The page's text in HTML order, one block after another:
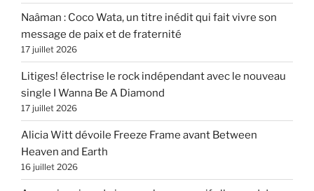
Naâman : Coco Wata, un titre inédit qui fait vivre son
message de paix et de fraternité
17 juillet 2026
Litiges! électrise le rock indépendant avec le nouveau
single I Wanna Be A Diamond
17 juillet 2026
Alicia Witt dévoile Freeze Frame avant Between
Heaven and Earth
16 juillet 2026